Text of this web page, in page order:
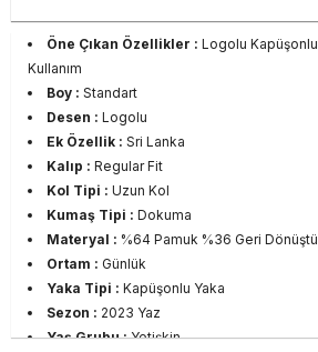
Öne Çıkan Özellikler : Logolu
Kullanım
Boy : Standart
Desen : Logolu
Ek Özellik : Sri Lanka
Kalıp : Regular Fit
Kol Tipi : Uzun Kol
Kumaş Tipi : Dokuma
Materyal : %64 Pamuk %36 Geri
Ortam : Günlük
Yaka Tipi : Kapüşonlu Yaka
Sezon : 2023 Yaz
Yaş Grubu :Yetişkin